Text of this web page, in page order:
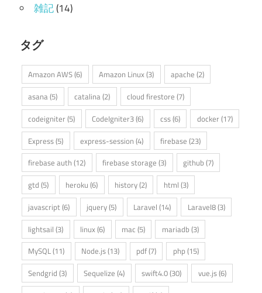
雑記(14)
タグ
Amazon AWS(6) Amazon Linux(3) apache (2)
asana (5) catalina (2) cloud firestore (7)
codeigniter (5) CodeIgniter3(6) css(6) docker (17)
Express(5) express-session (4) firebase (23)
firebase auth (12) firebase storage (3) github (7)
gtd (5) heroku (6) history(2) html (3)
javascript(6) jquery(5) Laravel (14) Laravel8(3)
lightsail (3) linux(6) mac (5) mariadb (3)
MySQL(11) Node.js(13) pdf(7) php(15)
Sendgrid (3) Sequelize (4) swift4.0(30) vue.js(6)